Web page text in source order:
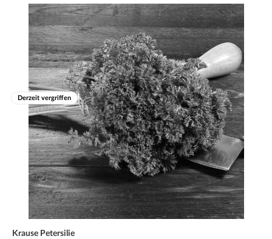
Derzeit vergriffen
Krause Petersilie